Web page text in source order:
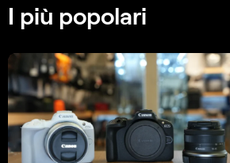
I più popolari